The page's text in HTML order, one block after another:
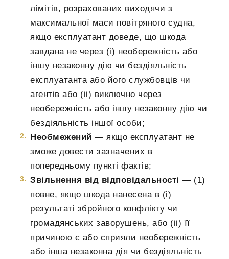
лімітів, розрахованих виходячи з
максимальної маси повітряного судна,
якщо експлуатант доведе, що шкода
завдана не через (i) необережність або
іншу незаконну дію чи бездіяльність
експлуатанта або його службовців чи
агентів або (ii) виключно через
необережність або іншу незаконну дію чи
бездіяльність іншої особи;
Необмежений — якщо експлуатант не
зможе довести зазначених в
попередньому пункті фактів;
Звільнення від відповідальності — (1)
повне, якщо шкода нанесена в (i)
результаті збройного конфлікту чи
громадянських заворушень, або (ii) її
причиною є або сприяли необережність
або інша незаконна дія чи бездіяльність